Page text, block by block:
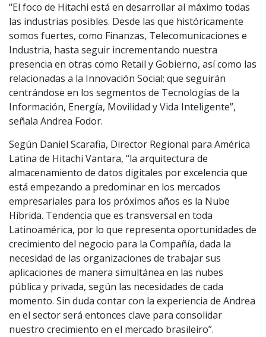
“El foco de Hitachi está en desarrollar al máximo todas
las industrias posibles. Desde las que históricamente
somos fuertes, como Finanzas, Telecomunicaciones e
Industria, hasta seguir incrementando nuestra
presencia en otras como Retail y Gobierno, así como las
relacionadas a la Innovación Social; que seguirán
centrándose en los segmentos de Tecnologías de la
Información, Energía, Movilidad y Vida Inteligente”,
señala Andrea Fodor.
Según Daniel Scarafia, Director Regional para América
Latina de Hitachi Vantara, “la arquitectura de
almacenamiento de datos digitales por excelencia que
está empezando a predominar en los mercados
empresariales para los próximos años es la Nube
Híbrida. Tendencia que es transversal en toda
Latinoamérica, por lo que representa oportunidades de
crecimiento del negocio para la Compañía, dada la
necesidad de las organizaciones de trabajar sus
aplicaciones de manera simultánea en las nubes
pública y privada, según las necesidades de cada
momento. Sin duda contar con la experiencia de Andrea
en el sector será entonces clave para consolidar
nuestro crecimiento en el mercado brasileiro”.